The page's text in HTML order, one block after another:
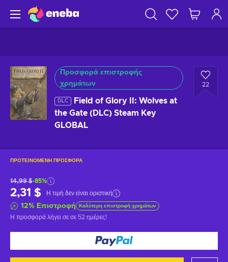
Προσφορά επιστροφής
χρημάτων
DLC
Field of Glory II: Wolves at
the Gate (DLC) Steam Key
GLOBAL
22
ΠΡΟΤΕΙΝΌΜΕΝΗ ΠΡΟΣΦΟΡΆ
14,99 $-85%
2,31 $ Η τιμή δεν είναι οριστική
12% Επιστροφή Καλύτερη επιστροφή χρημάτων
Η προσφορά λήγει σε σε 52 ημέρες!